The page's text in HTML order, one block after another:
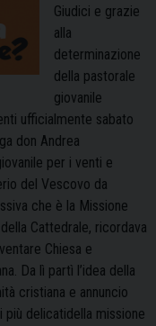
Giudici e grazie
alla
determinazione
della pastorale
giovanile
ufficialmente sabato
don Andrea
per i venti e
del Vescovo da
che è la Missione
Cattedrale, ricordava
Chiesa e
Da lì partì l’idea della
cristiana e annuncio
più delicatidella missione